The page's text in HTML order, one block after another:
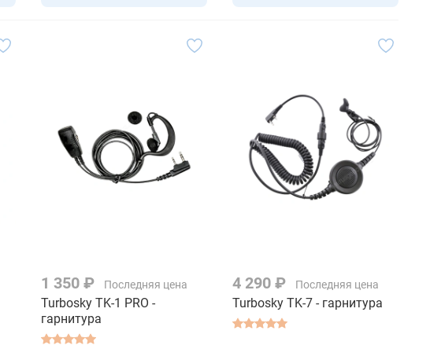
1 350 ₽ Последняя цена
Turbosky TK-1 PRO -
гарнитура
4 290 ₽ Последняя цена
Turbosky TK-7 - гарнитура